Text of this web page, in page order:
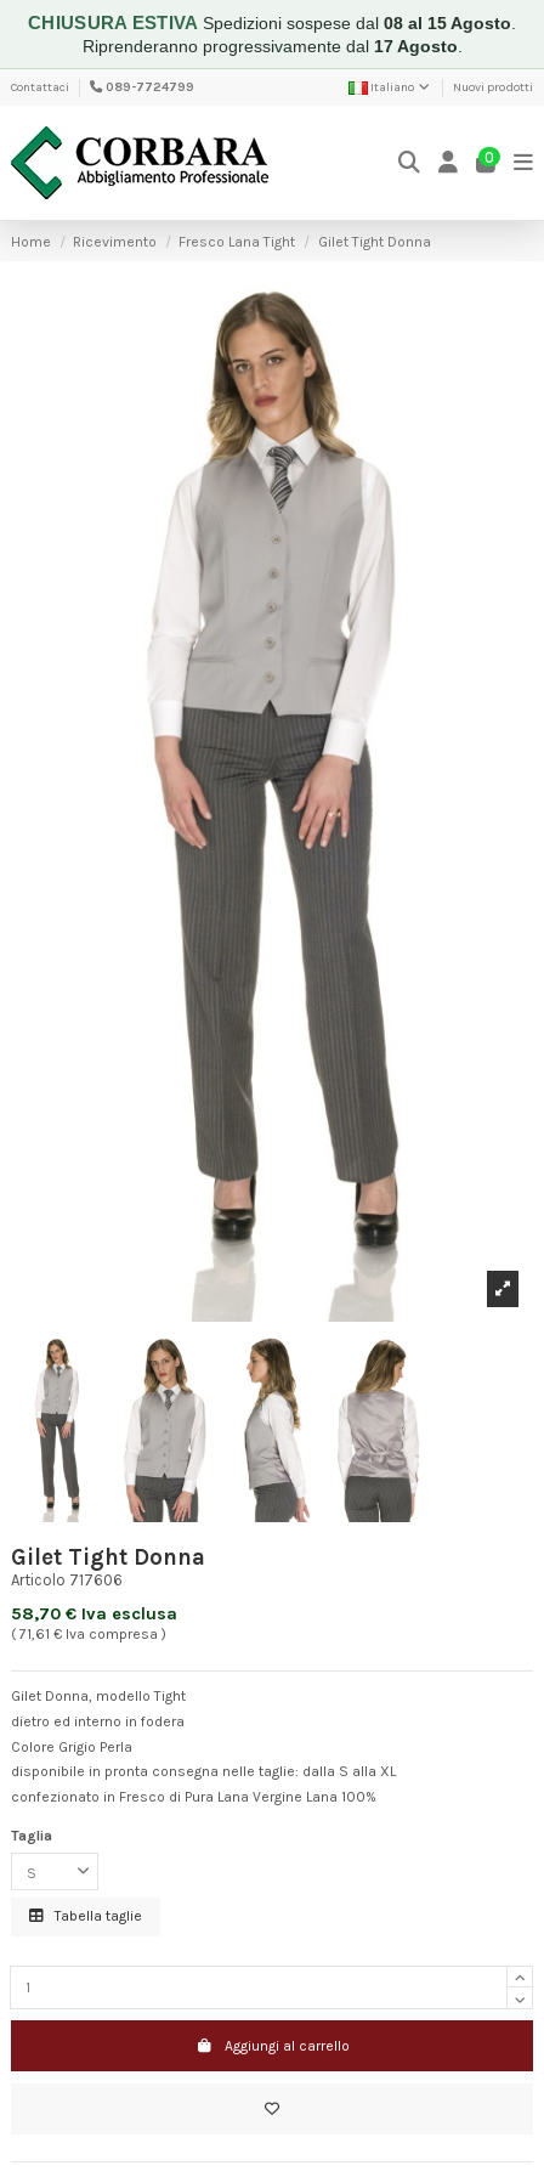
CHIUSURA ESTIVA Spedizioni sospese dal 08 al 15 Agosto
Riprenderanno progressivamente dal 17 Agosto
Contattaci 089-7724799 Italiano Nuovi prodotti
0
Home Ricevimento Fresco Lana Tight Gilet Tight Donna
Gilet Tight Donna
Articolo 717606
58,70 € Iva esclusa
( 71,61 € Iva compresa )
Gilet Donna, modello Tight
dietro ed interno in fodera
Colore Grigio Perla
disponibile in pronta consegna nelle taglie: dalla S alla XL
confezionato in Fresco di Pura Lana Vergine Lana 100%
Taglia
Tabella taglie
Aggiungi al carrello